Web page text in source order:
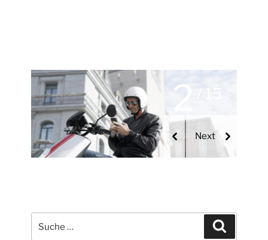
2 / 15
nach: